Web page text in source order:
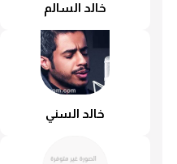
خالد السالم
خالد السني